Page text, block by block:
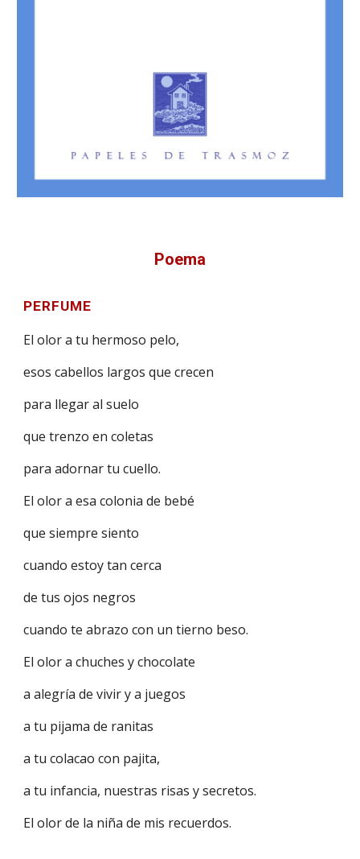
Poema
PERFUME
El olor a tu hermoso pelo,
esos cabellos largos que crecen
para llegar al suelo
que trenzo en coletas
para adornar tu cuello.
El olor a esa colonia de bebé
que siempre siento
cuando estoy tan cerca
de tus ojos negros
cuando te abrazo con un tierno beso.
El olor a chuches y chocolate
a alegría de vivir y a juegos
a tu pijama de ranitas
a tu colacao con pajita,
a tu infancia, nuestras risas y secretos.
El olor de la niña de mis recuerdos.